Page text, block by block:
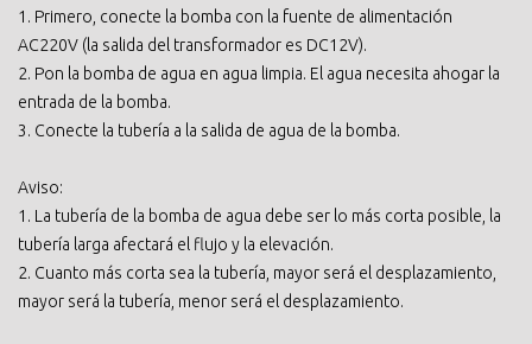
1. Primero, conecte la bomba con la fuente de alimentación
AC220V (la salida del transformador es DC12V).
2. Pon la bomba de agua en agua limpia. El agua necesita ahogar la
entrada de la bomba.
3. Conecte la tubería a la salida de agua de la bomba.
Aviso:
1. La tubería de la bomba de agua debe ser lo más corta posible, la
tubería larga afectará el flujo y la elevación.
2. Cuanto más corta sea la tubería, mayor será el desplazamiento,
mayor será la tubería, menor será el desplazamiento.